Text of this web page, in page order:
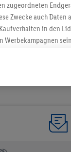
zugeordneten
Zwecke auch
in den
Werbekampagnen
die
Informationen
verschiedene
Werbeausspielungen.